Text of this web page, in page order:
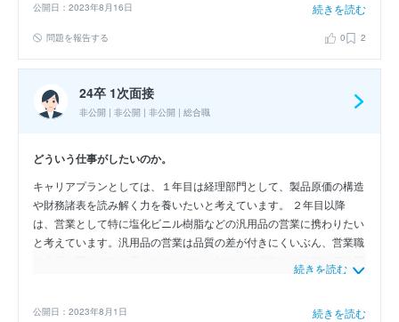
すること、二つ目はSNS活動や大会関連の合宿を開催するなど新規の
参加者を獲得しつつ交流も深めることで大会への参加意欲向上を図り
倍ほど増やすことができ、大会規模拡大に成功しました。
公開日：2023年8月16日 続きを読む
問題を報告する 0 2
24卒 1次面接
非公開 | 非公開 | 非公開 | 総合職
どういう仕事がしたいのか。
キャリアプランとしては、１年目は経理部門として、製品原価の構造
や財務諸表を読み解く力を養いたいと考えています。 ２年目以降
は、営業として特に塩化ビニル樹脂などの汎用品の営業に携わりたい
と考えています。汎用品の営業は品質の差が付きにくいぶん、営業職
の力量が問われると思います。それに加え、市場動向の把握や価格調
整、スケジュール管理など、幅広い視野を持って仕事をすることが必
続きを読む
公開日：2023年8月1日 続きを読む